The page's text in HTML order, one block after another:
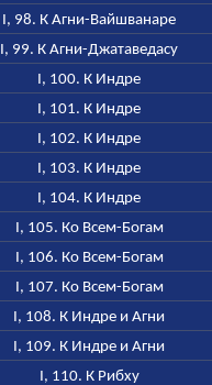
I, 98. К Агни-Вайшванаре
I, 99. К Агни-Джатаведасу
I, 100. К Индре
I, 101. К Индре
I, 102. К Индре
I, 103. К Индре
I, 104. К Индре
I, 105. Ко Всем-Богам
I, 106. Ко Всем-Богам
I, 107. Ко Всем-Богам
I, 108. К Индре и Агни
I, 109. К Индре и Агни
I, 110. К Рибху